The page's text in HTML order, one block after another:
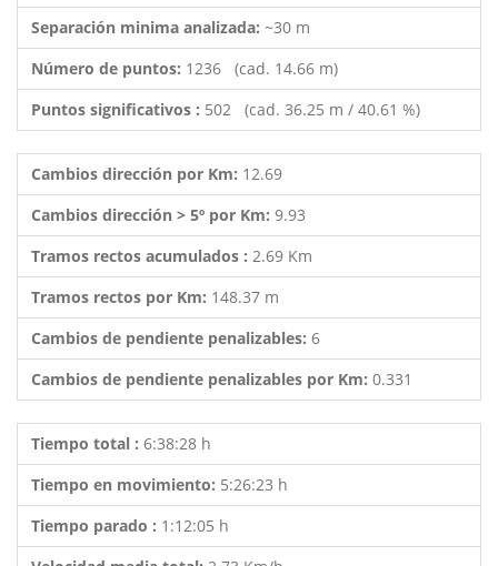
Separación minima analizada: ~30 m
Número de puntos: 1236 (cad. 14.66 m)
Puntos significativos : 502 (cad. 36.25 m / 40.61 %)
Cambios dirección por Km: 12.69
Cambios dirección > 5º por Km: 9.93
Tramos rectos acumulados : 2.69 Km
Tramos rectos por Km: 148.37 m
Cambios de pendiente penalizables: 6
Cambios de pendiente penalizables por Km: 0.331
Tiempo total : 6:38:28 h
Tiempo en movimiento: 5:26:23 h
Tiempo parado : 1:12:05 h